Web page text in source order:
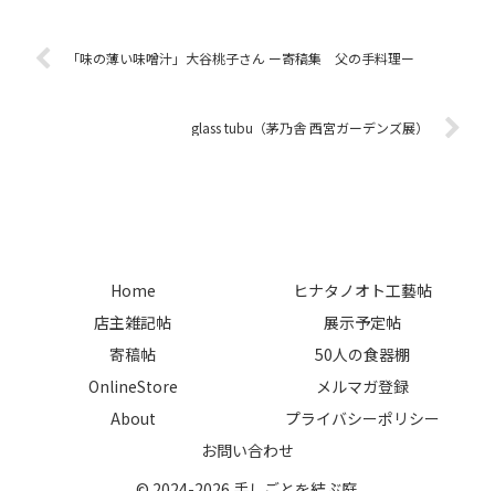
うにご案内をさせていただきま
す。北海道...
A...
「味の薄い味噌汁」大谷桃子さん ー寄稿集 父の手料理ー
glass tubu（茅乃舎 西宮ガーデンズ展）
Home
ヒナタノオト工藝帖
店主雑記帖
展示予定帖
寄稿帖
50人の食器棚
OnlineStore
メルマガ登録
About
プライバシーポリシー
お問い合わせ